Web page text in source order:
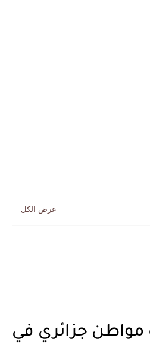
مواطن جزائري في